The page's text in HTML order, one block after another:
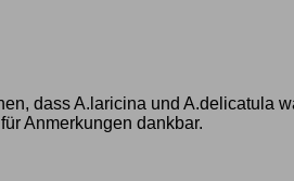
dass A.laricina und A.delicatula
Anmerkungen dankbar.